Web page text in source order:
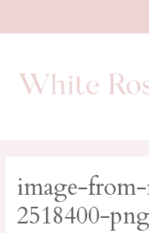
image-
2518400-